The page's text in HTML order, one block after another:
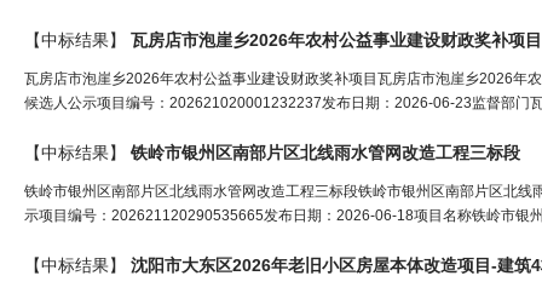
【中标结果】 瓦房店市泡崖乡2026年农村公益事业建设财政奖补项
瓦房店市泡崖乡2026年农村公益事业建设财政奖补项目瓦房店市泡崖乡2026年
候选人公示项目编号：202621020001232237发布日期：2026-06-23监督部门
【中标结果】 铁岭市银州区南部片区北线雨水管网改造工程三标段
铁岭市银州区南部片区北线雨水管网改造工程三标段铁岭市银州区南部片区北
示项目编号：202621120290535665发布日期：2026-06-18项目名称铁岭市银
【中标结果】 沈阳市大东区2026年老旧小区房屋本体改造项目-建筑